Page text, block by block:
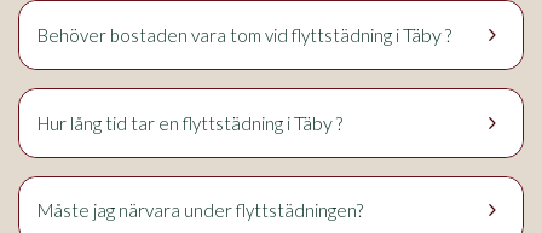
keyboard_arrow_right
Behöver bostaden vara tom vid flyttstädning iTäby?
keyboard_arrow_right
Hur lång tid tar en flyttstädning iTäby?
keyboard_arrow_right
Måste jag närvara under flyttstädningen?